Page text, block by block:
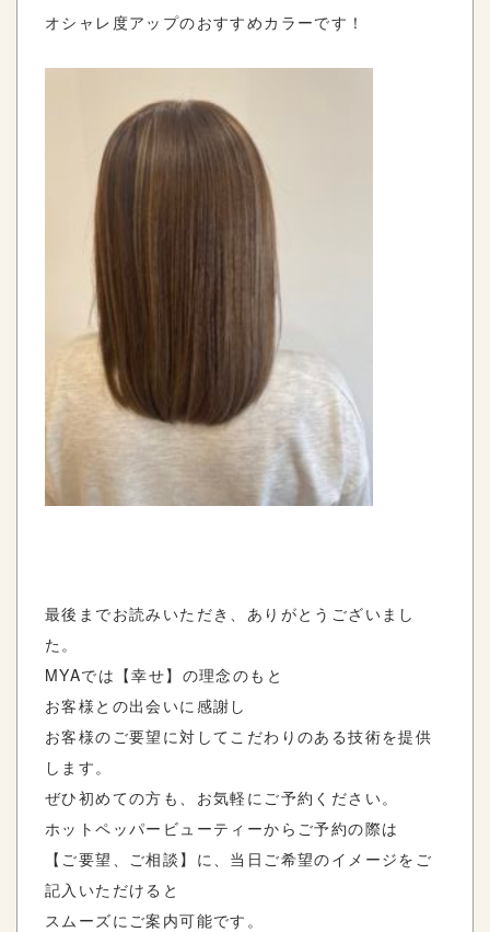
オシャレ度アップのおすすめカラーです！
最後までお読みいただき、ありがとうございまし
た。
MYAでは【幸せ】の理念のもと
お客様との出会いに感謝し
お客様のご要望に対してこだわりのある技術を提供
します。
ぜひ初めての方も、お気軽にご予約ください。
ホットペッパービューティーからご予約の際は
【ご要望、ご相談】に、当日ご希望のイメージをご
記入いただけると
スムーズにご案内可能です。